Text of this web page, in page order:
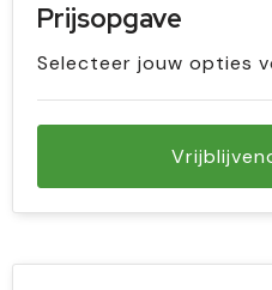
Prijsopgave
Selecteer jouw opties